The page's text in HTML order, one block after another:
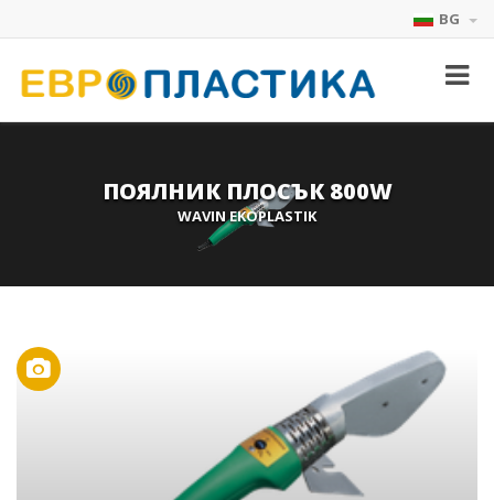
BG
ПОЯЛНИК ПЛОСЪК 800W
WAVIN EKOPLASTIK